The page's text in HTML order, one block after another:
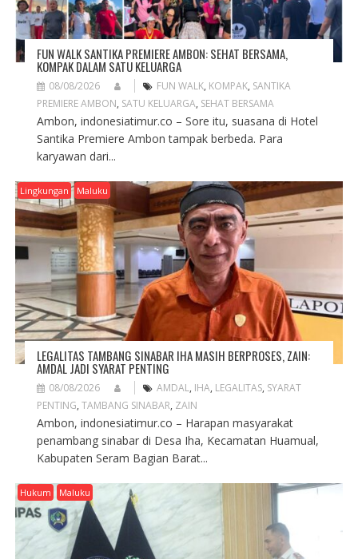
FUN WALK SANTIKA PREMIERE AMBON: SEHAT BERSAMA,
KOMPAK DALAM SATU KELUARGA
08/08/2026 FUN WALK, KOMPAK, SANTIKA
PREMIERE AMBON, SATU KELUARGA, SEHAT BERSAMA
Ambon, indonesiatimur.co – Sore itu, suasana di Hotel
Santika Premiere Ambon tampak berbeda. Para
karyawan dari...
Lingkungan Maluku
LEGALITAS TAMBANG SINABAR IHA MASIH BERPROSES, ZAIN:
AMDAL JADI SYARAT PENTING
08/08/2026 AMDAL, IHA, LEGALITAS, SYARAT
PENTING, TAMBANG SINABAR, ZAIN
Ambon, indonesiatimur.co – Harapan masyarakat
penambang sinabar di Desa Iha, Kecamatan Huamual,
Kabupaten Seram Bagian Barat...
Hukum Maluku